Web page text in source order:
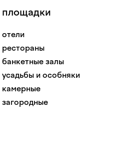
площадки
отели
рестораны
банкетные залы
усадьбы и особняки
камерные
загородные